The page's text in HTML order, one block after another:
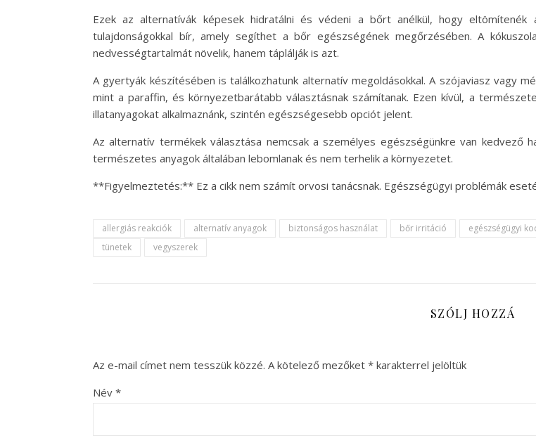
Ezek az alternatívák képesek hidratálni és védeni a bőrt anélkül, hogy eltömítenék
tulajdonságokkal bír, amely segíthet a bőr egészségének megőrzésében. A
nedvességtartalmát növelik, hanem táplálják is azt.
A gyertyák készítésében is találkozhatunk alternatív megoldásokkal. A szójaviasz vagy
mint a paraffin, és környezetbarátabb választásnak számítanak. Ezen kívül, a
illatanyagokat alkalmaznánk, szintén egészségesebb opciót jelent.
Az alternatív termékek választása nemcsak a személyes egészségünkre van kedvező
természetes anyagok általában lebomlanak és nem terhelik a környezetet.
**Figyelmeztetés:** Ez a cikk nem számít orvosi tanácsnak. Egészségügyi problémák
allergiás reakciók alternatív anyagok biztonságos használat bőr irritáció egészségügyi
tünetek
vegyszerek
SZÓLJ HOZZÁ
Az e-mail címet nem tesszük közzé. A kötelező mezőket * karakterrel jelöltük
Név *